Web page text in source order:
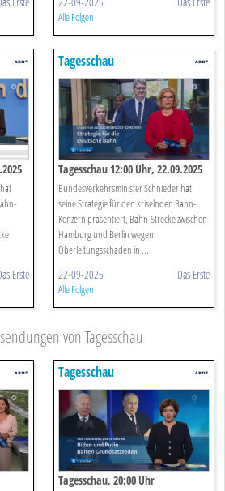
Alle Folgen
Erste
Tagesschau
Tagesschau 12:00 Uhr, 22.09.2025
Bundesverkehrsminister Schnieder hat
seine Strategie für den kriselnden Bahn-
Konzern präsentiert, Bahn-Strecke zwischen
Hamburg und Berlin wegen
Oberleitungsschaden in ...
22-09-2025 Das Erste
Alle Folgen
von Tagesschau
Tagesschau
Tagesschau, 20:00 Uhr